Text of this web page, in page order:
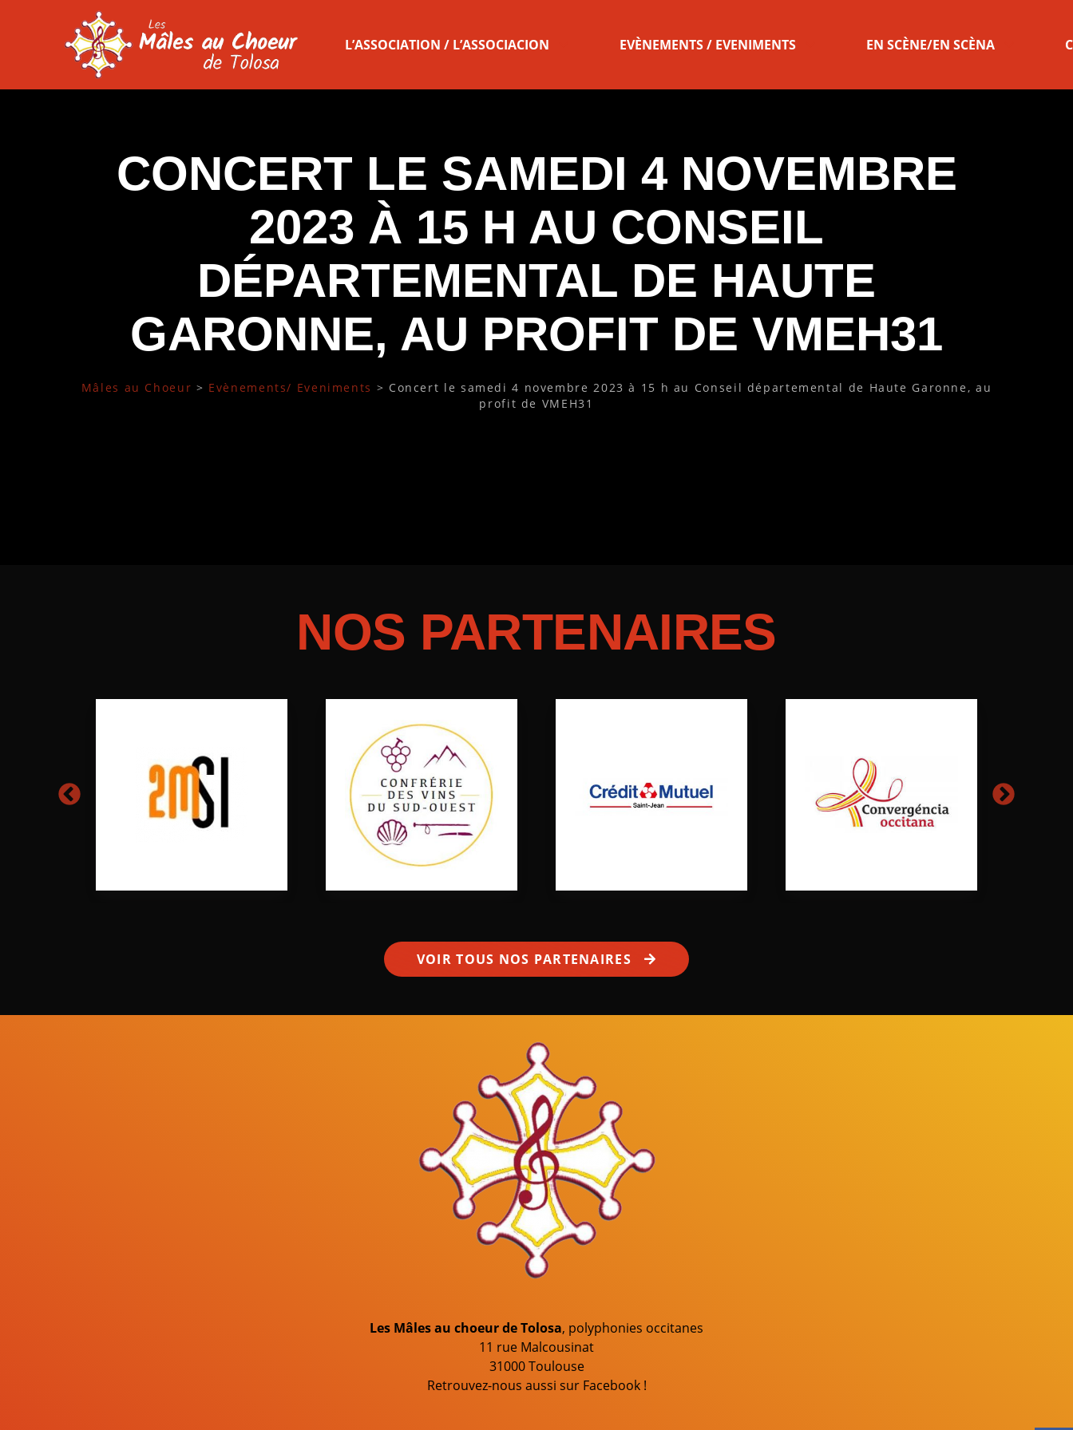
L’ASSOCIATION / L’ASSOCIACION EVÈNEMENTS / EVENIMENTS EN SCÈNE/EN SCÈNA
CONCERT LE SAMEDI 4 NOVEMBRE
2023 À 15 H AU CONSEIL
DÉPARTEMENTAL DE HAUTE
GARONNE, AU PROFIT DE VMEH31
Mâles au Choeur > Evènements/ Eveniments > Concert le samedi 4 novembre 2023 à 15 h au Conseil départemental de Haute Garonne, au
profit de VMEH31
NOS PARTENAIRES
VOIR TOUS NOS PARTENAIRES
Les Mâles au choeur de Tolosa, polyphonies occitanes
11 rue Malcousinat
31000 Toulouse
Retrouvez-nous aussi sur Facebook !